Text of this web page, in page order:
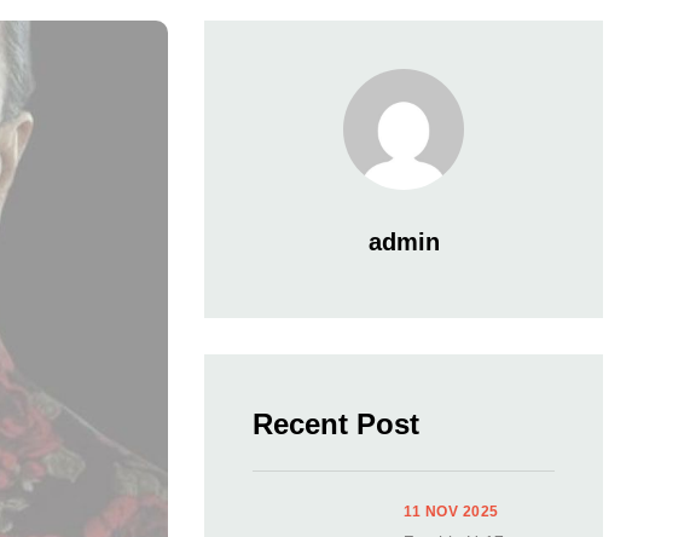
admin
Recent Post
11 NOV 2025